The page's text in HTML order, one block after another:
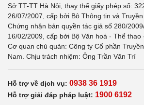
Sở TT-TT Hà Nội, thay thế giấy phép số:
26/07/2007, cấp bởi Bộ Thông tin và
Chứng nhận bản quyền tác giả số 280/
16/02/2009, cấp bởi Bộ Văn hoá - Thể thao
Cơ quan chủ quản: Công ty Cổ phần
Nam. Chịu trách nhiệm: Ông Trần Văn Trí
Hỗ trợ về dịch vụ: 0938 36 1919
Hỗ trợ giải đáp pháp luật: 1900 6192